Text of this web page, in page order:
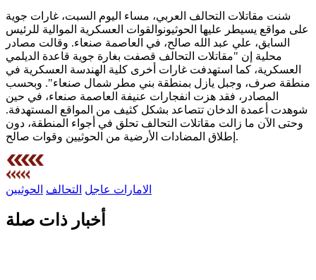
شنت مقاتلات التحالف العربي، مساء اليوم السبت، غارات جوية
على مواقع يسيطر عليها الحوثيونوالقوات العسكرية الموالية للرئيس
السابق، علي عبد الله صالح، في العاصمة صنعاء. وقالت مصادر
محلية إن "مقاتلات التحالف قصفت بغارة جوية قاعدة الديلمي
العسكرية، كما استهدفت غارات أخرى كلية الهندسة العسكرية في
منطقة صرف، وجبل يازل بمنطقة بني مطر شمال صنعاء". وبحسب
المصادر، فقد هزت انفجارات عنيفة العاصمة صنعاء، في حين
شوهدت أعمدة الدخان تتصاعد بشكل كثيف من المواقع المستهدفة.
وحتى الآن ما زالت مقاتلات التحالف تحلق في أجواء المنطقة، دون
إطلاق المضادات الأرضية من الحوثيين وقوات صالح.
الامارات عاجل التحالف الحوثيين
أخبار ذات صلة